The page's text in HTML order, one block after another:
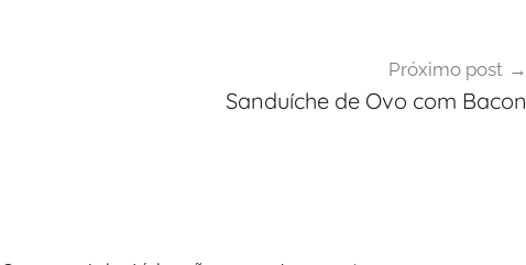
Próximo post
Sanduíche de Ovo com Bacon